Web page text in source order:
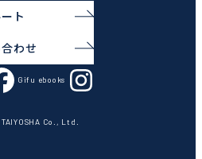
ト
わせ
Gifu ebooks
Co., Ltd.